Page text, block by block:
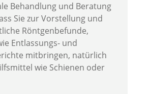
Behandlung und Beratung
Sie zur Vorstellung und
Röntgenbefunde,
Entlassungs- und
mitbringen, natürlich
wie Schienen oder